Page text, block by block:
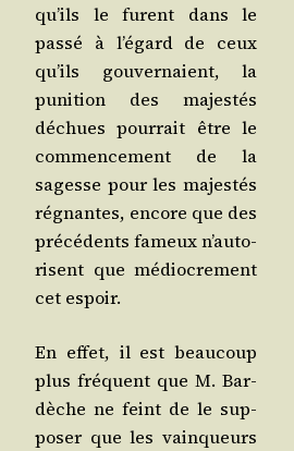
qu’ils le furent dans le
pas­sé à l’é­gard de ceux
qu’ils gou­ver­naient, la
puni­tion des majes­tés
déchues pour­rait être le
com­men­ce­ment de la
sagesse pour les majes­tés
régnantes, encore que des
pré­cé­dents fameux n’au­to­
risent que médio­cre­ment
cet espoir.
En effet, il est beau­coup
plus fré­quent que M. Bar­
dèche ne feint de le sup­
po­ser que les vain­queurs